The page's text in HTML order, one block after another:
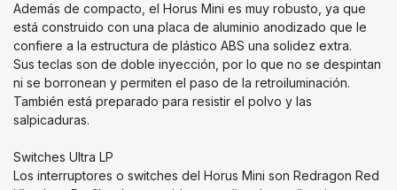
Además de compacto, el Horus Mini es muy robusto, ya que
está construido con una placa de aluminio anodizado que le
confiere a la estructura de plástico ABS una solidez extra.
Sus teclas son de doble inyección, por lo que no se despintan
ni se borronean y permiten el paso de la retroiluminación.
También está preparado para resistir el polvo y las
salpicaduras.
Switches Ultra LP
Los interruptores o switches del Horus Mini son Redragon Red